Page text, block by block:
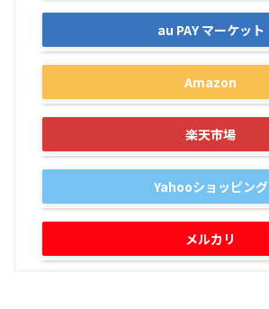
au PAY マーケット
Amazon
楽天市場
Yahooショッピング
メルカリ